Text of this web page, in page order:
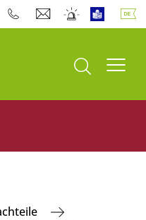
Suche öffnen